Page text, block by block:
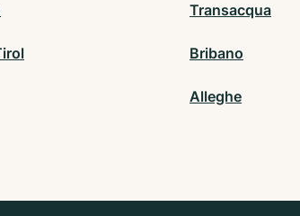
Transacqua
Bribano
Alleghe